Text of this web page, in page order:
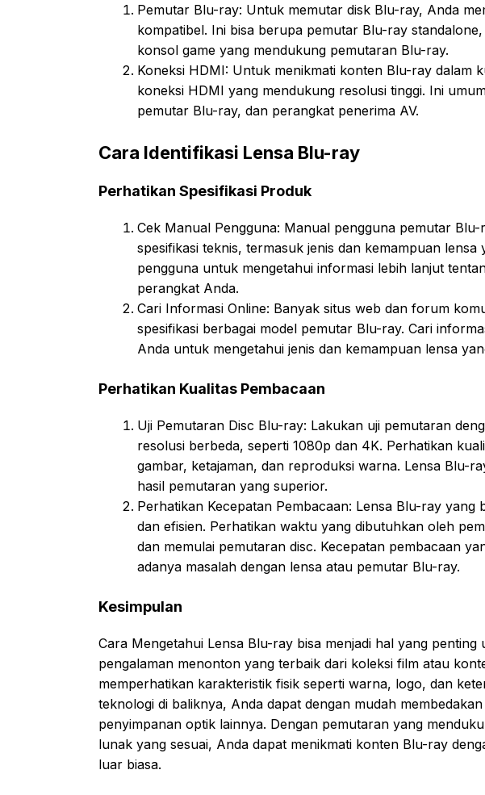
Pemutar Blu-ray: Untuk memutar disk Blu-ray, Anda
kompatibel. Ini bisa berupa pemutar Blu-ray
konsol game yang mendukung pemutaran Blu-ray.
Koneksi HDMI: Untuk menikmati konten Blu-ray dalam
koneksi HDMI yang mendukung resolusi tinggi. Ini
pemutar Blu-ray, dan perangkat penerima AV.
Cara Identifikasi Lensa Blu-ray
Perhatikan Spesifikasi Produk
Cek Manual Pengguna: Manual pengguna pemutar
spesifikasi teknis, termasuk jenis dan kemampuan lensa
pengguna untuk mengetahui informasi lebih lanjut
perangkat Anda.
Cari Informasi Online: Banyak situs web dan forum
spesifikasi berbagai model pemutar Blu-ray. Cari
Anda untuk mengetahui jenis dan kemampuan lensa
Perhatikan Kualitas Pembacaan
Uji Pemutaran Disc Blu-ray: Lakukan uji pemutaran
resolusi berbeda, seperti 1080p dan 4K. Perhatikan
gambar, ketajaman, dan reproduksi warna. Lensa Blu-
hasil pemutaran yang superior.
Perhatikan Kecepatan Pembacaan: Lensa Blu-ray yang
dan efisien. Perhatikan waktu yang dibutuhkan oleh
dan memulai pemutaran disc. Kecepatan pembacaan
adanya masalah dengan lensa atau pemutar Blu-ray.
Kesimpulan
Cara Mengetahui Lensa Blu-ray bisa menjadi hal yang
pengalaman menonton yang terbaik dari koleksi film atau
memperhatikan karakteristik fisik seperti warna, logo, dan
teknologi di baliknya, Anda dapat dengan mudah
penyimpanan optik lainnya. Dengan pemutaran yang
lunak yang sesuai, Anda dapat menikmati konten Blu-ray
luar biasa.